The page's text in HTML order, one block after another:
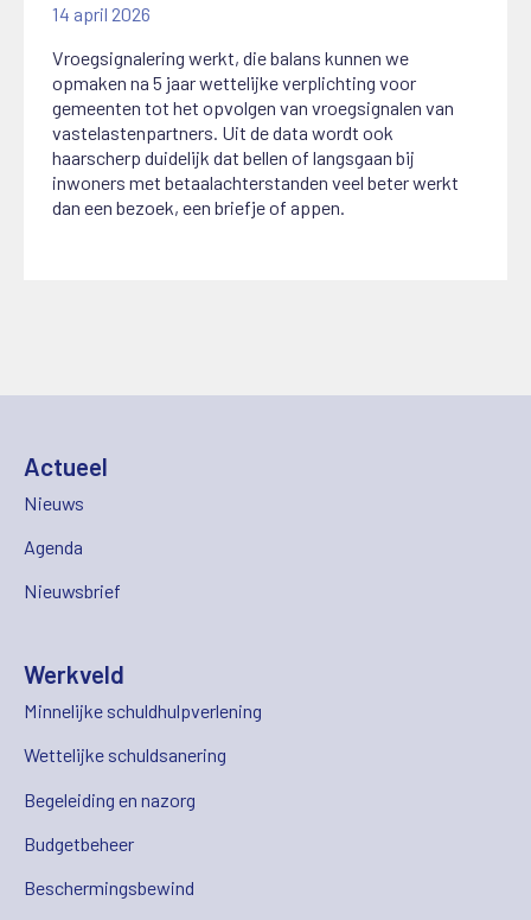
14 april 2026
Vroegsignalering werkt, die balans kunnen we
opmaken na 5 jaar wettelijke verplichting voor
gemeenten tot het opvolgen van vroegsignalen van
vastelastenpartners. Uit de data wordt ook
haarscherp duidelijk dat bellen of langsgaan bij
inwoners met betaalachterstanden veel beter werkt
dan een bezoek, een briefje of appen.
Actueel
Nieuws
Agenda
Nieuwsbrief
Werkveld
Minnelijke schuldhulpverlening
Wettelijke schuldsanering
Begeleiding en nazorg
Budgetbeheer
Beschermingsbewind